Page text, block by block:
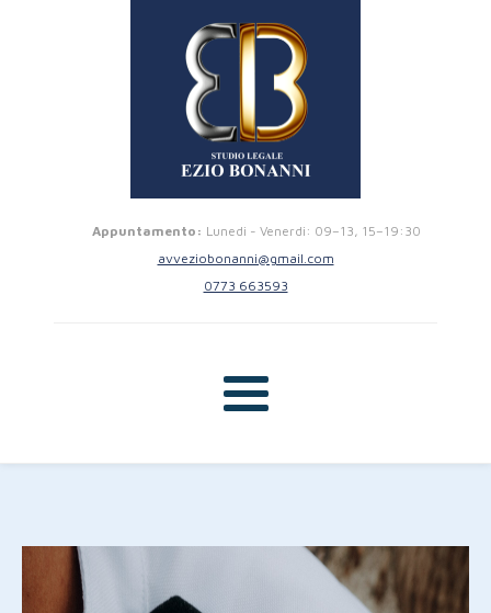
Appuntamento: Lunedi - Venerdi: 09–13, 15–19:30
avveziobonanni@gmail.com
0773 663593